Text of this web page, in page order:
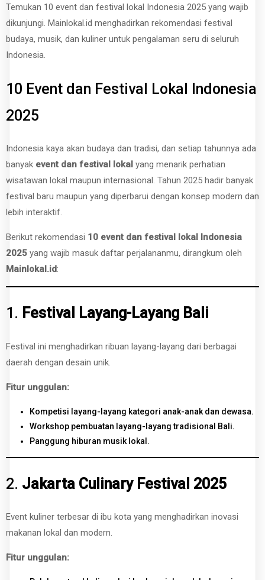
Temukan 10 event dan festival lokal Indonesia 2025 yang wajib
dikunjungi. Mainlokal.id menghadirkan rekomendasi festival
budaya, musik, dan kuliner untuk pengalaman seru di seluruh
Indonesia.
10 Event dan Festival Lokal Indonesia
2025
Indonesia kaya akan budaya dan tradisi, dan setiap tahunnya ada
banyak event dan festival lokal yang menarik perhatian
wisatawan lokal maupun internasional. Tahun 2025 hadir banyak
festival baru maupun yang diperbarui dengan konsep modern dan
lebih interaktif.
Berikut rekomendasi 10 event dan festival lokal Indonesia
2025 yang wajib masuk daftar perjalananmu, dirangkum oleh
Mainlokal.id:
1. Festival Layang-Layang Bali
Festival ini menghadirkan ribuan layang-layang dari berbagai
daerah dengan desain unik.
Fitur unggulan:
Kompetisi layang-layang kategori anak-anak dan dewasa.
Workshop pembuatan layang-layang tradisional Bali.
Panggung hiburan musik lokal.
2. Jakarta Culinary Festival 2025
Event kuliner terbesar di ibu kota yang menghadirkan inovasi
makanan lokal dan modern.
Fitur unggulan: